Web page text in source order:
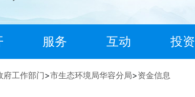
服务 互动 投资
府工作部门>市生态环境局华容分局>资金信息